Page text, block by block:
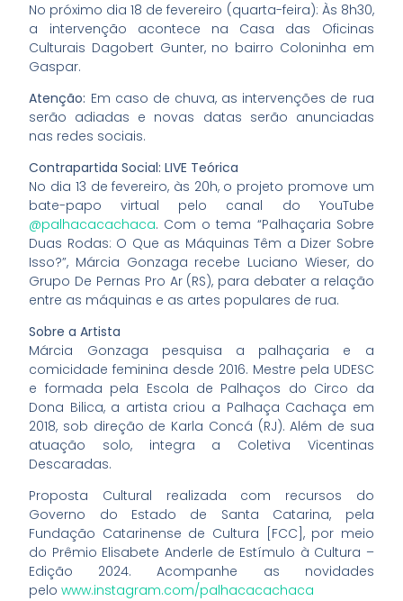
No próximo dia 18 de fevereiro (quarta-feira): Às 8h30,
a intervenção acontece na Casa das Oficinas
Culturais Dagobert Gunter, no bairro Coloninha em
Gaspar.
Atenção: Em caso de chuva, as intervenções de rua
serão adiadas e novas datas serão anunciadas
nas redes sociais.
Contrapartida Social: LIVE Teórica
No dia 13 de fevereiro, às 20h, o projeto promove um
bate-papo virtual pelo canal do YouTube
@palhacacachaca. Com o tema “Palhaçaria Sobre
Duas Rodas: O Que as Máquinas Têm a Dizer Sobre
Isso?”, Márcia Gonzaga recebe Luciano Wieser, do
Grupo De Pernas Pro Ar (RS), para debater a relação
entre as máquinas e as artes populares de rua.
Sobre a Artista
Márcia Gonzaga pesquisa a palhaçaria e a
comicidade feminina desde 2016. Mestre pela UDESC
e formada pela Escola de Palhaços do Circo da
Dona Bilica, a artista criou a Palhaça Cachaça em
2018, sob direção de Karla Concá (RJ). Além de sua
atuação solo, integra a Coletiva Vicentinas
Descaradas.
Proposta Cultural realizada com recursos do
Governo do Estado de Santa Catarina, pela
Fundação Catarinense de Cultura [FCC], por meio
do Prêmio Elisabete Anderle de Estímulo à Cultura –
Edição 2024. Acompanhe as novidades
pelowww.instagram.com/palhacacachaca